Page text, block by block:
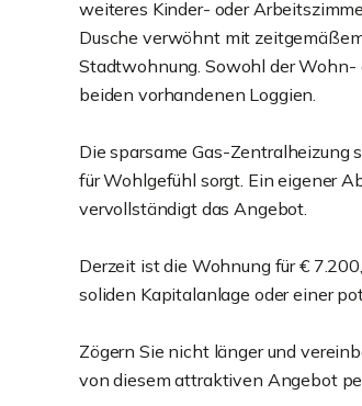
weiteres Kinder- oder
Dusche verwöhnt mit
Stadtwohnung. Sowohl der Wohn-
beiden vorhandenen Loggien.
Die sparsame Gas-
für Wohlgefühl sorgt. Ein eigener
vervollständigt das Angebot.
Derzeit ist die Wohnung für €
soliden Kapitalanlage oder einer
Zögern Sie nicht länger und
von diesem attraktiven Angebot